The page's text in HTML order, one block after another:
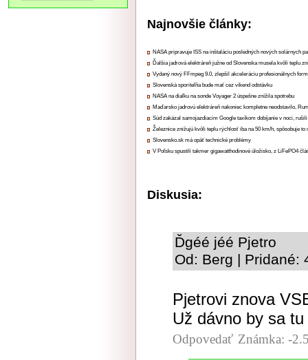
Najnovšie články:
NASA pripravuje ISS na inštaláciu posledných nových solárnych
Ďalšia jadrová elektráreň južne od Slovenska musela kvôli teplu
Vydaný nový FFmpeg 9.0, zlepšil akceleráciu profesionálnych
Slovenská sporiteľňa bude mať cez víkend odstávku
NASA na diaľku na sonde Voyager 2 úspešne znížila spotrebu
Maďarsko jadrovú elektráreň nakoniec kompletne neodstavilo,
Súd zakázal samojazdiacim Google taxíkom dobíjanie v noci,
Železnice znižujú kvôli teplu rýchlosť iba na 50 km/h, spôsobuje to
Slovensko.sk má opäť technické problémy
V Poľsku spustili takmer gigawatthodinové úložisko, z LiFePO4
Diskusia:
Ďgéé jéé Pjetro
Od: Berg | Pridané:
Pjetrovi znova
Už dávno by sa
Odpovedať Známka: -